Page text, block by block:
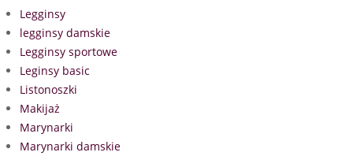
Legginsy
legginsy damskie
Legginsy sportowe
Leginsy basic
Listonoszki
Makijaż
Marynarki
Marynarki damskie